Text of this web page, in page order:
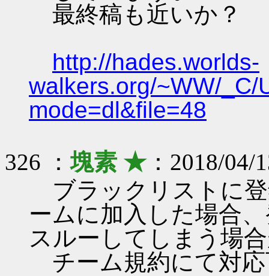
最終稿も近いか？
http://hades.worlds-
walkers.org/~WW/_C/
mode=dl&file=48
326 ：塊素 ★：2018/04/
ブラックリストに
ームに加入した場合
スルーしてしまう場
チーム規約にて対応